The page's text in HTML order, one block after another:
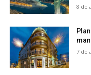
8 de
7 de